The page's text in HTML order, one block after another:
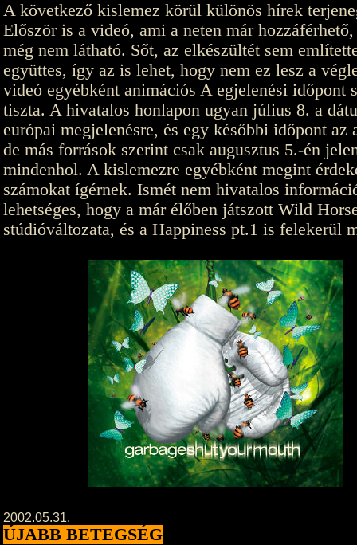
A következő kislemez körül különös hírek
Először is a videó, ami a neten már
még nem látható. Sőt, az elkészültét sem
együttes, így az is lehet, hogy nem ez lesz a
videó egyébként animációs A egjelenési időpont
tiszta. A hivatalos honlapon ugyan július 8. a
európai megjelenésre, és egy későbbi időpont az
de más források szerint csak augusztus 5.-én
mindenhol. A kislemezre egyébként megint
számokat ígérnek. Ismét nem hivatalos
lehetséges, hogy a már élőben játszott Wild
stúdióváltozata, és a Happiness pt.1 is felekerül
2002.05.31.
ÚJABB BETEGSÉG